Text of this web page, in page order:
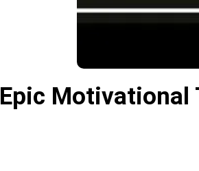
Epic Motivational